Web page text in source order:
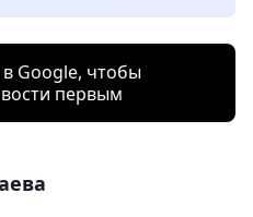
Google, чтобы
первым